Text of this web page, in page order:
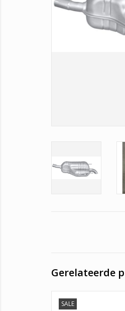
Gerelateerde
SALE